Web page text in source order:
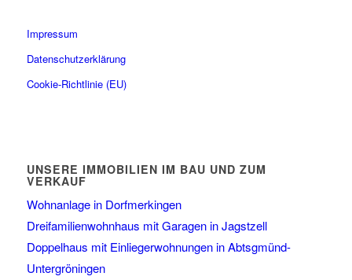
Impressum
Datenschutzerklärung
Cookie-Richtlinie (EU)
UNSERE IMMOBILIEN IM BAU UND ZUM
VERKAUF
Wohnanlage in Dorfmerkingen
Dreifamilienwohnhaus mit Garagen in Jagstzell
Doppelhaus mit Einliegerwohnungen in Abtsgmünd-
Untergröningen